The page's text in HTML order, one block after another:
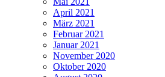
April 2021
März 2021
Februar 2021
Januar 2021
November 2020
Oktober 2020